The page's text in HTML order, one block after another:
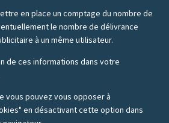
en place un comptage du nombre de
le nombre de délivrance
à un même utilisateur.
de ces informations dans votre
vous pouvez vous opposer à
en désactivant cette option dans